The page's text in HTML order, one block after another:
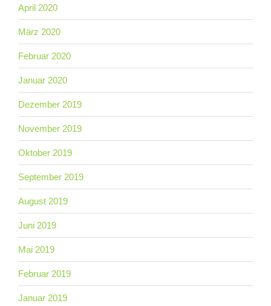
April 2020
März 2020
Februar 2020
Januar 2020
Dezember 2019
November 2019
Oktober 2019
September 2019
August 2019
Juni 2019
Mai 2019
Februar 2019
Januar 2019